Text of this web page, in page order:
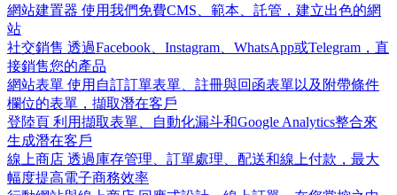
網站建置器 使用我們免費CMS、範本、託管，建立出色的網
站
社交銷售 透過Facebook、Instagram、WhatsApp或Telegram，直
接銷售您的產品
網站表單 使用自訂訂單表單、註冊與回函表單以及附帶條件
欄位的表單，擷取潛在客戶
登陸頁 利用擷取表單、自動化漏斗和Google Analytics整合來
生成潛在客戶
線上商店 透過庫存管理、訂單處理、配送和線上付款，最大
幅度提高電子商務效率